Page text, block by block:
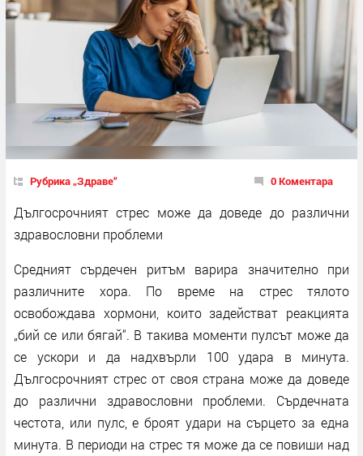
Рубрика „Здраве“ 0 Коментара
Дългосрочният стрес може да доведе до различни
здравословни проблеми
Средният сърдечен ритъм варира значително при
различните хора. По време на стрес тялото
освобождава хормони, които задействат реакцията
„бий се или бягай“. В такива моменти пулсът може да
се ускори и да надхвърли 100 удара в минута.
Дългосрочният стрес от своя страна може да доведе
до различни здравословни проблеми. Сърдечната
честота, или пулс, е броят удари на сърцето за една
минута. В периоди на стрес тя може да се повиши над